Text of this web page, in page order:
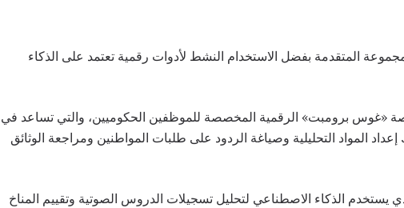
المتقدمة بفضل الاستخدام النشط لأدوات رقمية تعتمد على الذكاء
منصة «غوس برومبت» الرقمية المخصصة للموظفين الحكوميين، والتي تساعد في
في ذلك إعداد المواد التحليلية وصياغة الردود على طلبات المواطنين ومراجعة الوثائق
الذكاء الاصطناعي لتحليل تسجيلات الدروس الصوتية وتقييم المناخ